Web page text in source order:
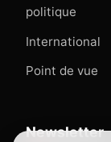
politique
International
Point de vue
Newsletter